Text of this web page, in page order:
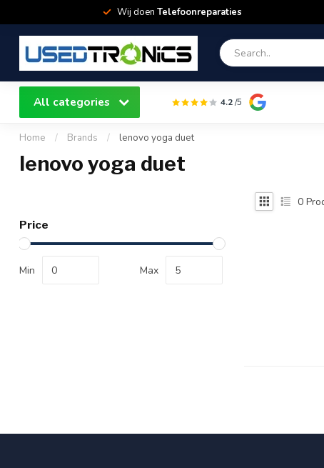
Wij doen Telefoonreparaties
All categories 4.2/5
Home / Brands / lenovo yoga duet
lenovo yoga duet
Price
Min Max
0